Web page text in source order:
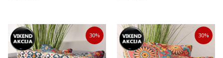
Veličina
40X40
Dodaj u korpu Veličina
40X40
Dodaj u korpu
30% 30%